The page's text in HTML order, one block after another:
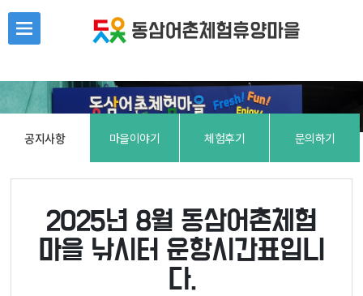
공지사항 마을이야기 체험후기 문의하기
2025년 8월 동삼어촌체험
마을 낚시터 운항시간표입니
다.